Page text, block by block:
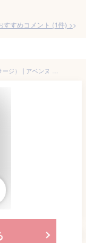
すすめコメント (1件) >
ピエール ファーブル アベンヌミルキージェルEX（ラージ） | アベンヌ ミルキージェル EX ラージサイズ 保湿ジェル オールインワン 敏感肌 乾燥肌 スキンケア 大容量 Avene